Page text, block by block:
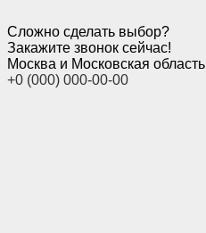
Сложно сделать выбор?
Закажите звонок сейчас!
Москва и Московская область
+0 (000) 000-00-00